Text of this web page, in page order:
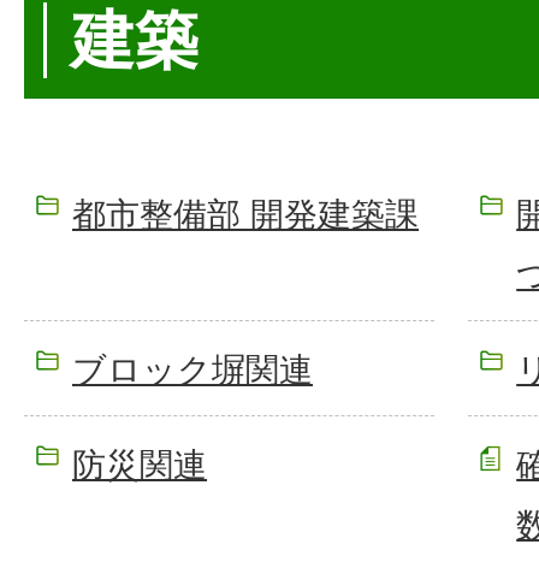
建築
都市整備部 開発建築課
ブロック塀関連
防災関連